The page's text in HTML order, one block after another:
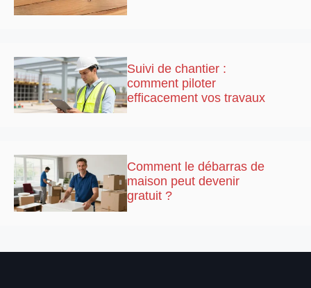
Suivi de chantier :
comment piloter
efficacement vos travaux
Comment le débarras de
maison peut devenir
gratuit ?